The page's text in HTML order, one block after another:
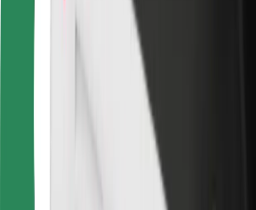
Για ιδιοκτήτες στόλου οχημάτων
Για εστιατόρια
Bolt for Business
Όροι & Προϋποθέσεις